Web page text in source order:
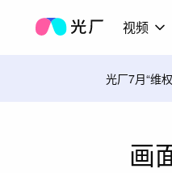
视频
光厂7月“维
画